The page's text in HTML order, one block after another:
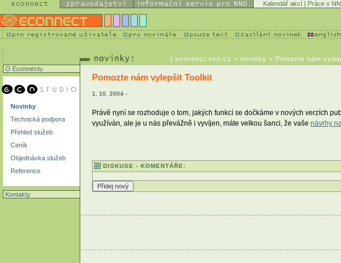
Kalendář akcí | Práce v
[ econnect.ecn.cz > novinky > Pomozte nám
O Econnectu
Novinky
Technická podpora
Přehled služeb
Ceník
Objednávka služeb
Reference
Kontakty
Pomozte nám vylepšit Toolkit
1. 10. 2004 -
Právě nyní se rozhoduje o tom, jakých funkcí se dočkáme v nových verzích
využíván, ale je u nás převážně i vyvíjen, máte velkou šanci, že vaše návrhy
DISKUSE - KOMENTÁŘE: